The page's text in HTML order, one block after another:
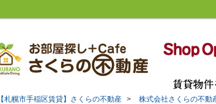
【札幌市手稲区賃貸】さくらの不動産 > 株式会社さくらの不動